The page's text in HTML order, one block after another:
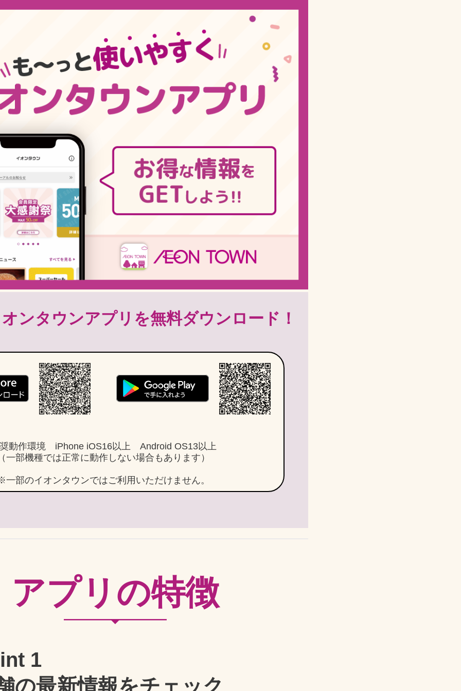
ンタウンアプリを無料ダウンロード！
動作環境 iPhone iOS16以上 Android OS13以上
一部機種では正常に動作しない場合もあります）
一部のイオンタウンではご利用いただけません。
アプリの特徴
1
の最新情報をチェック